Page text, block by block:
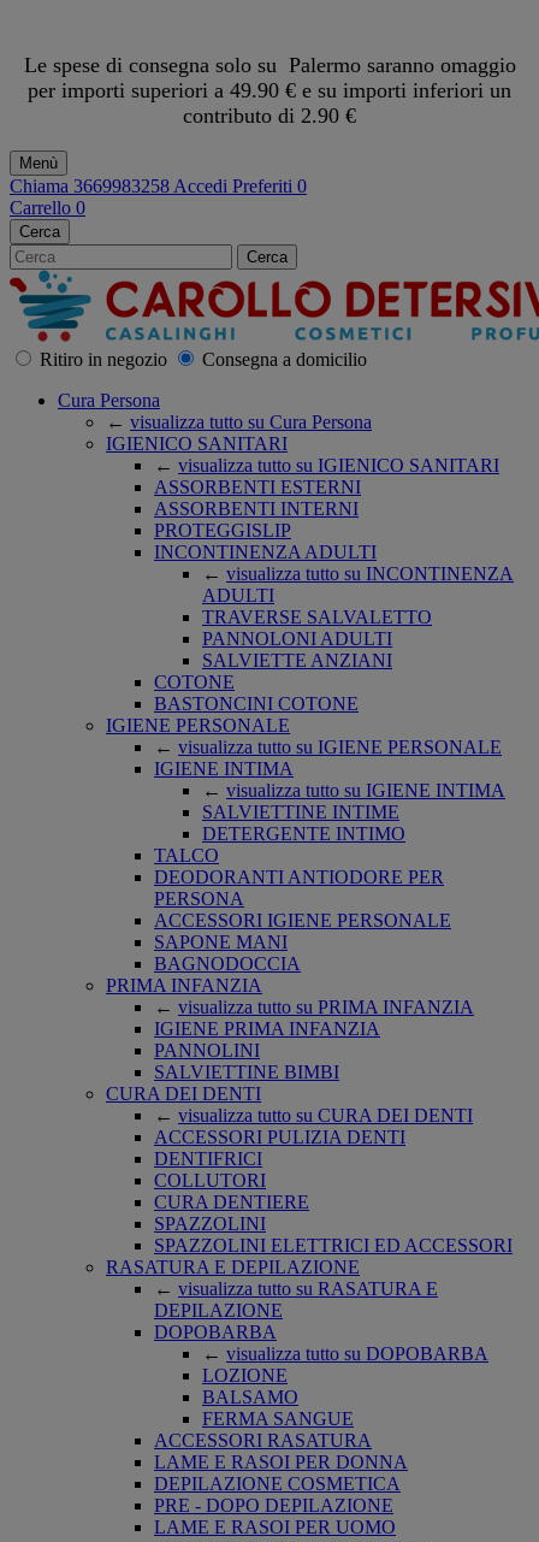
Le spese di consegna solo su Palermo saranno omaggio
per importi superiori a 49.90 € e su importi inferiori un
contributo di 2.90 €
Menù
Chiama 3669983258 Accedi Preferiti 0
Carrello 0
Cerca
Cerca
Ritiro in negozio
Consegna a domicilio
Cura Persona
← visualizza tutto su Cura Persona
IGIENICO SANITARI
← visualizza tutto su IGIENICO SANITARI
ASSORBENTI ESTERNI
ASSORBENTI INTERNI
PROTEGGISLIP
INCONTINENZA ADULTI
← visualizza tutto su INCONTINENZA
ADULTI
TRAVERSE SALVALETTO
PANNOLONI ADULTI
SALVIETTE ANZIANI
COTONE
BASTONCINI COTONE
IGIENE PERSONALE
← visualizza tutto su IGIENE PERSONALE
IGIENE INTIMA
← visualizza tutto su IGIENE INTIMA
SALVIETTINE INTIME
DETERGENTE INTIMO
TALCO
DEODORANTI ANTIODORE PER
PERSONA
ACCESSORI IGIENE PERSONALE
SAPONE MANI
BAGNODOCCIA
PRIMA INFANZIA
← visualizza tutto su PRIMA INFANZIA
IGIENE PRIMA INFANZIA
PANNOLINI
SALVIETTINE BIMBI
CURA DEI DENTI
← visualizza tutto su CURA DEI DENTI
ACCESSORI PULIZIA DENTI
DENTIFRICI
COLLUTORI
CURA DENTIERE
SPAZZOLINI
SPAZZOLINI ELETTRICI ED ACCESSORI
RASATURA E DEPILAZIONE
← visualizza tutto su RASATURA E
DEPILAZIONE
DOPOBARBA
← visualizza tutto su DOPOBARBA
LOZIONE
BALSAMO
FERMA SANGUE
ACCESSORI RASATURA
LAME E RASOI PER DONNA
DEPILAZIONE COSMETICA
PRE - DOPO DEPILAZIONE
LAME E RASOI PER UOMO